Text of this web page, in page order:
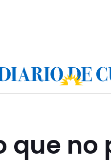
que no